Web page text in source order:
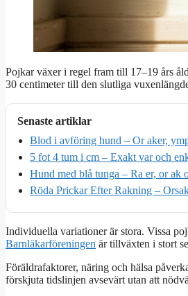
Pojkar växer i regel fram till 17–19 års
30 centimeter till den slutliga
Senaste artiklar
Blod i avföring hund – Or aker,
5 fot 4 tum i cm – Exakt var och
Hund med blå tunga – Ra er, or ak
Röda Prickar Efter Rakning –
Individuella variationer är stora. Vissa
Barnläkarföreningen är tillväxten i stort
Föräldrafaktorer, näring och hälsa
förskjuta tidslinjen avsevärt utan att